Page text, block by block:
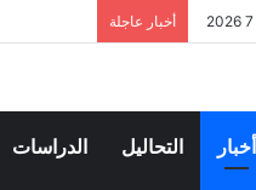
أخبار عاجلة
أخبار التحاليل الدراسات